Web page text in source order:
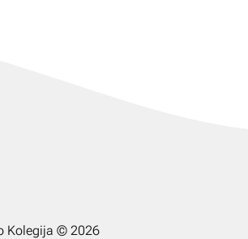
Kolegija © 2026